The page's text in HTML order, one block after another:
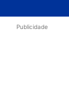
Publicidade